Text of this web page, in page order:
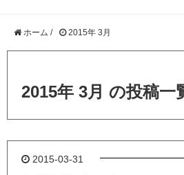
ホーム / 2015年 3月
2015年 3月 の投稿一
2015-03-31